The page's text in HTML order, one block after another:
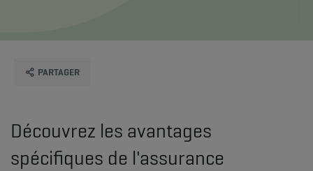
PARTAGER
Découvrez les avantages
spécifiques de l'assurance